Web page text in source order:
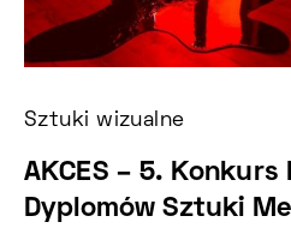
Sztuki wizualne
AKCES – 5. Konkurs
Dyplomów Sztuki